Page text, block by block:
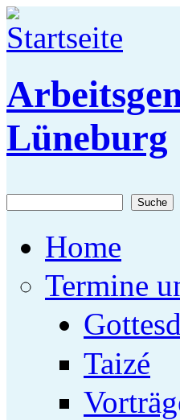
Direkt zum Inhalt
Lüneburg
Home
Termine
Taizé